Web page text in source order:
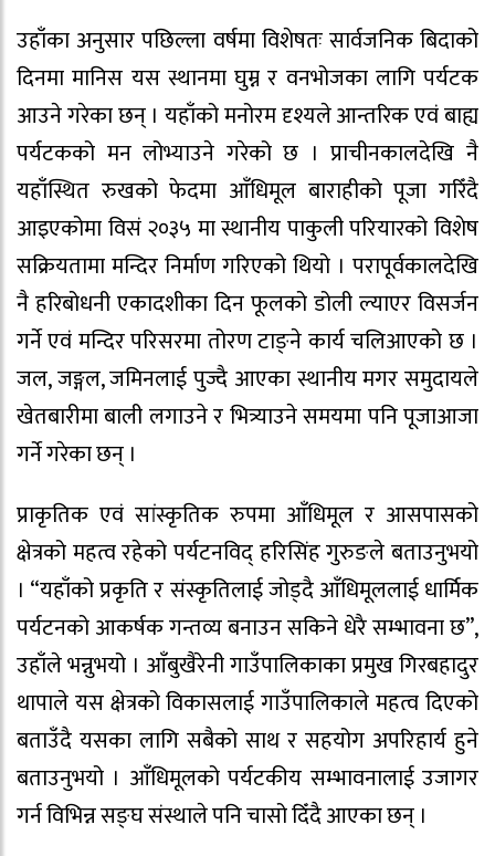
उहाँका अनुसार पछिल्ला वर्षमा विशेषतः सार्वजनिक बिदाको
दिनमा मानिस यस स्थानमा घुम्न र वनभोजका लागि पर्यटक
आउने गरेका छन् । यहाँको मनोरम दृश्यले आन्तरिक एवं बाह्य
पर्यटकको मन लोभ्याउने गरेको छ । प्राचीनकालदेखि नै
यहाँस्थित रुखको फेदमा आँधिमूल बाराहीको पूजा गरिँदै
आइएकोमा विसं २०३५ मा स्थानीय पाकुली परियारको विशेष
सक्रियतामा मन्दिर निर्माण गरिएको थियो । परापूर्वकालदेखि
नै हरिबोधनी एकादशीका दिन फूलको डोली ल्याएर विसर्जन
गर्ने एवं मन्दिर परिसरमा तोरण टाङ्ने कार्य चलिआएको छ ।
जल, जङ्गल, जमिनलाई पुज्दै आएका स्थानीय मगर समुदायले
खेतबारीमा बाली लगाउने र भित्र्याउने समयमा पनि पूजाआजा
गर्ने गरेका छन् ।
प्राकृतिक एवं सांस्कृतिक रुपमा आँधिमूल र आसपासको
क्षेत्रको महत्व रहेको पर्यटनविद् हरिसिंह गुरुङले बताउनुभयो
। “यहाँको प्रकृति र संस्कृतिलाई जोड्दै आँधिमूललाई धार्मिक
पर्यटनको आकर्षक गन्तव्य बनाउन सकिने धेरै सम्भावना छ”,
उहाँले भन्नुभयो । आँबुखैरेनी गाउँपालिकाका प्रमुख गिरबहादुर
थापाले यस क्षेत्रको विकासलाई गाउँपालिकाले महत्व दिएको
बताउँदै यसका लागि सबैको साथ र सहयोग अपरिहार्य हुने
बताउनुभयो । आँधिमूलको पर्यटकीय सम्भावनालाई उजागर
गर्न विभिन्न सङ्घ संस्थाले पनि चासो दिँदै आएका छन् ।